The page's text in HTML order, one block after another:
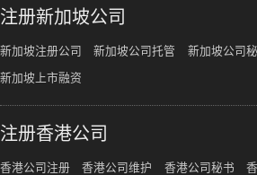
注册新加坡公司
新加坡注册公司 新加坡公司托管 新加坡公司
新加坡上市融资
注册香港公司
香港公司注册 香港公司维护 香港公司秘书